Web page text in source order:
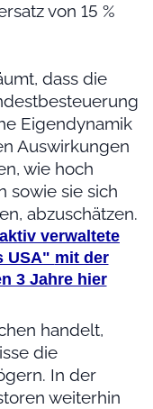
von 15 %
dass die
Eigendynamik
Auswirkungen
wie hoch
sowie sie sich
abzuschätzen.
verwaltete
USA" mit der
3 Jahre hier
handelt,
die
In der
weiterhin